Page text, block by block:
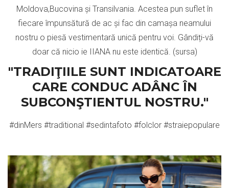
Moldova,Bucovina și Transilvania. Acestea pun suflet în
fiecare împunsătură de ac și fac din camașa neamului
nostru o piesă vestimentară unică pentru voi. Gândiți-vă
doar că nicio ie IIANA nu este identică. (sursa)
"TRADIŢIILE SUNT INDICATOARE
CARE CONDUC ADÂNC ÎN
SUBCONŞTIENTUL NOSTRU."
#dinMers #traditional #sedintafoto #folclor #straiepopulare